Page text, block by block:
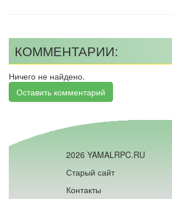
КОММЕНТАРИИ:
Ничего не найдено.
Оставить комментарий
2026 YAMALRPC.RU
Старый сайт
Контакты